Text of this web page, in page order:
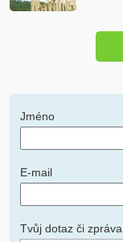
Jméno
E-mail
Tvůj dotaz či zpráva